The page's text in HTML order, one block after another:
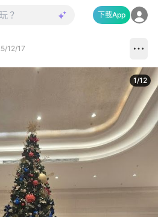
下載App
12/17
1/12